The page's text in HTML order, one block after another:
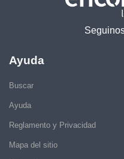
Ayuda
Buscar
Ayuda
Reglamento y Privacidad
Mapa del sitio